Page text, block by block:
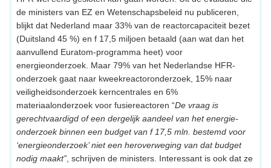
de ministers van EZ en Wetenschapsbeleid nu publiceren,
blijkt dat Nederland maar 33% van de reactorcapaciteit bezet
(Duitsland 45 %) en f 17,5 miljoen betaald (aan wat dan het
aanvullend Euratom-programma heet) voor
energieonderzoek. Maar 79% van het Nederlandse HFR-
onderzoek gaat naar kweekreactoronderzoek, 15% naar
veiligheidsonderzoek kerncentrales en 6%
materiaalonderzoek voor fusiereactoren “De vraag is
gerechtvaardigd of een dergelijk aandeel van het energie-
onderzoek binnen een budget van f 17,5 mln. bestemd voor
‘energieonderzoek’ niet een heroverweging van dat budget
nodig maakt”, schrijven de ministers. Interessant is ook dat ze